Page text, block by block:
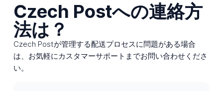
Czech Postへの連絡方
法は？
Czech Postが管理する配送プロセスに問題がある場合
は、お気軽にカスタマーサポートまでお問い合わせくださ
い。